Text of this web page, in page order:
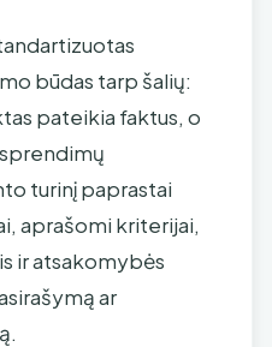
būdas tarp šalių:
pateikia faktus, o
turinį paprastai
aprašomi kriterijai,
ir atsakomybės
ar